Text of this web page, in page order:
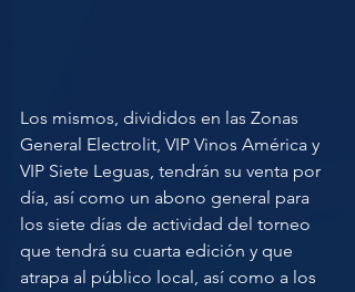
Los mismos, divididos en las Zonas
General Electrolit, VIP Vinos América y
VIP Siete Leguas, tendrán su venta por
día, así como un abono general para
los siete días de actividad del torneo
que tendrá su cuarta edición y que
atrapa al público local, así como a los